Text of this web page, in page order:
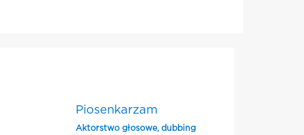
Piosenkarzam
Aktorstwo głosowe, dubbing